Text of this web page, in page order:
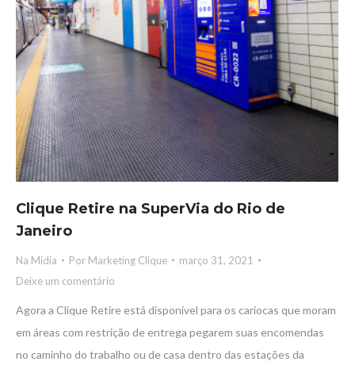
Clique Retire na SuperVia do Rio de
Janeiro
Na Mídia Por Marketing Clique
março 31, 2021
Deixe um comentário
Agora a Clique Retire está disponível para os cariocas que moram
em áreas com restrição de entrega pegarem suas encomendas
no caminho do trabalho ou de casa dentro das estações da